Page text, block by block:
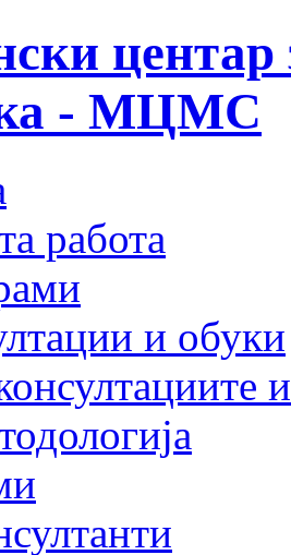
центар
- МЦМС
работа
и обуки